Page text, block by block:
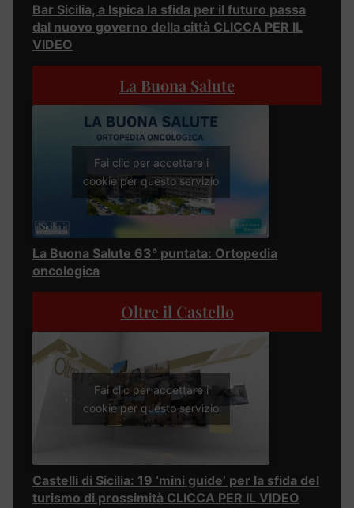
Bar Sicilia, a Ispica la sfida per il futuro passa
dal nuovo governo della città CLICCA PER IL
VIDEO
La Buona Salute
Fai clic per accettare i
cookie per questo servizio
La Buona Salute 63° puntata: Ortopedia
oncologica
Oltre il Castello
Fai clic per accettare i
cookie per questo servizio
Castelli di Sicilia: 19 ‘mini guide’ per la sfida del
turismo di prossimità CLICCA PER IL VIDEO